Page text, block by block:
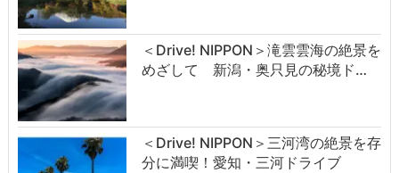
＜Drive! NIPPON＞滝雲雲海の絶景を
めざして 新潟・奥只見の秘境ド…
＜Drive! NIPPON＞三河湾の絶景を存
分に満喫！愛知・三河ドライブ